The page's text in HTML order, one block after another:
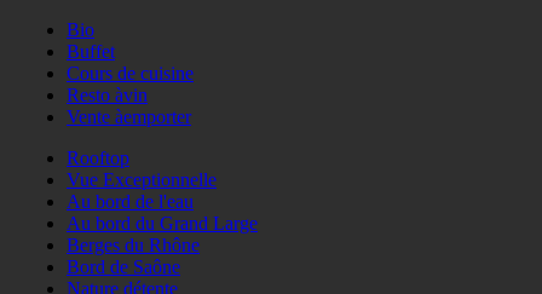
Bio
Buffet
Cours de cuisine
Resto àvin
Vente àemporter
Rooftop
Vue Exceptionnelle
Au bord de l'eau
Au bord du Grand Large
Berges du Rhône
Bord de Saône
Nature détente